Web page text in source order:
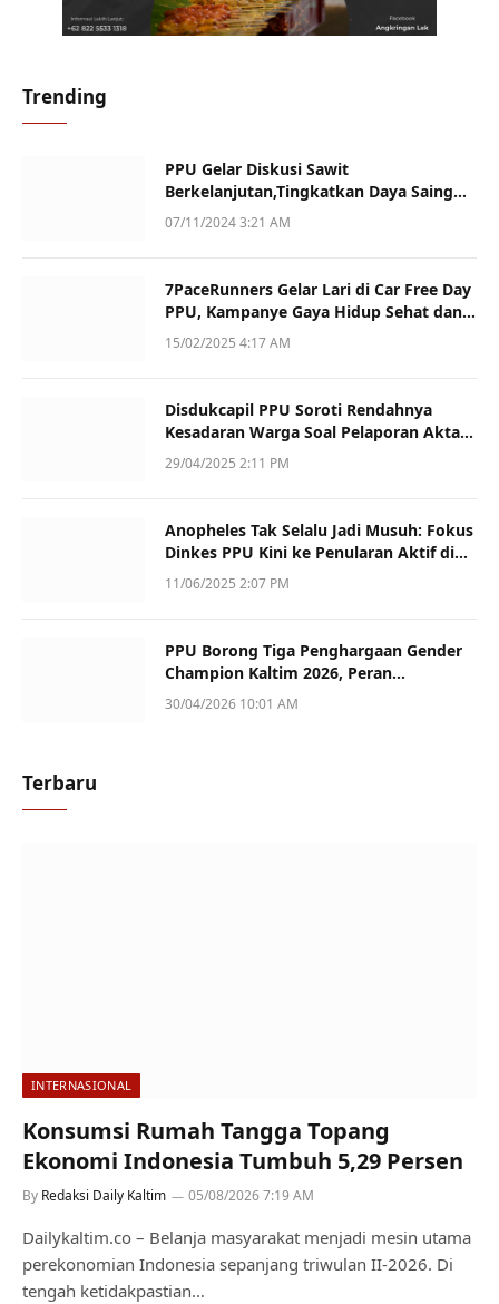
Trending
PPU Gelar Diskusi Sawit
Berkelanjutan,Tingkatkan Daya Saing
dan Kualitas
07/11/2024 3:21 AM
7PaceRunners Gelar Lari di Car Free Day
PPU, Kampanye Gaya Hidup Sehat dan
Dukung UMKM
15/02/2025 4:17 AM
Disdukcapil PPU Soroti Rendahnya
Kesadaran Warga Soal Pelaporan Akta
Kematian
29/04/2025 2:11 PM
Anopheles Tak Selalu Jadi Musuh: Fokus
Dinkes PPU Kini ke Penularan Aktif di
Sotek
11/06/2025 2:07 PM
PPU Borong Tiga Penghargaan Gender
Champion Kaltim 2026, Peran
Perempuan Jadi Sorotan
30/04/2026 10:01 AM
Terbaru
INTERNASIONAL
Konsumsi Rumah Tangga Topang
Ekonomi Indonesia Tumbuh 5,29 Persen
By Redaksi Daily Kaltim 05/08/2026 7:19 AM
Dailykaltim.co – Belanja masyarakat menjadi mesin utama
perekonomian Indonesia sepanjang triwulan II-2026. Di
tengah ketidakpastian…